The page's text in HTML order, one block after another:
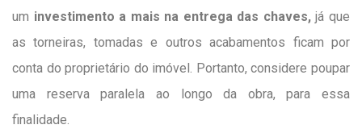
um investimento a mais na entrega das chaves,já que
as torneiras, tomadas e outros acabamentos ficam por
conta do proprietário do imóvel. Portanto, considere poupar
uma reserva paralela ao longo da obra, para essa
finalidade.